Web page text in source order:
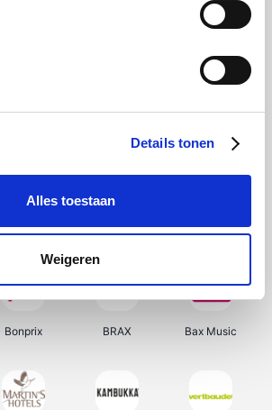
Details tonen
Alles toestaan
Weigeren
DeubaXXL
Delonghi Tennis Point My Jewellery
Bonprix BRAX Bax Music